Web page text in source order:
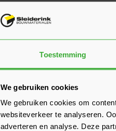
Toestemming
We gebruiken cookies
We gebruiken cookies om
websiteverkeer te analyseren.
adverteren en analyse. Deze